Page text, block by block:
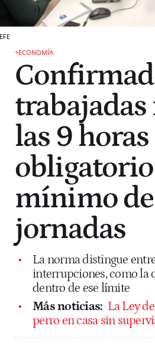
EFE
+ECONOMÍA
trabajadas
las 9
mínimo de
jornadas
La norma distingue
interrupciones, como la
dentro de ese límite
Más noticias: La Ley
perro en casa sin